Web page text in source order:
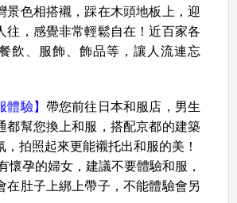
景色相搭襯，踩在木頭地板上，迎
往，感覺非常輕鬆自在！近百家各
飲、服飾、飾品等，讓人流連忘
體驗】 帶您前往日本和服店，男生
都幫您換上和服，搭配京都的建築
，拍照起來更能襯托出和服的美！
懷孕的婦女，建議不要體驗和服，
在肚子上綁上帶子，不能體驗會另